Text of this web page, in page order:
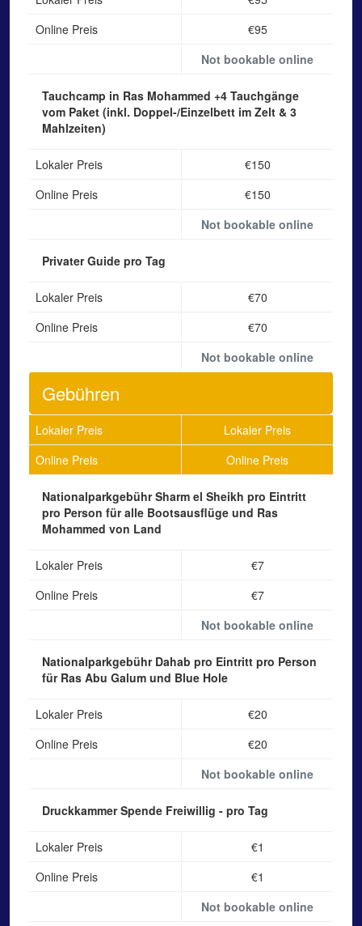
Online Preis
€95
Not bookable online
Tauchcamp in Ras Mohammed +4 Tauchgänge
vom Paket (inkl. Doppel-/Einzelbett im Zelt & 3
Mahlzeiten)
Lokaler Preis
€150
Online Preis
€150
Not bookable online
Privater Guide pro Tag
Lokaler Preis
€70
Online Preis
€70
Not bookable online
Gebühren
Lokaler Preis
Lokaler Preis
Online Preis
Online Preis
Nationalparkgebühr Sharm el Sheikh pro Eintritt
pro Person für alle Bootsausflüge und Ras
Mohammed von Land
Lokaler Preis
€7
Online Preis
€7
Not bookable online
Nationalparkgebühr Dahab pro Eintritt pro Person
für Ras Abu Galum und Blue Hole
Lokaler Preis
€20
Online Preis
€20
Not bookable online
Druckkammer Spende Freiwillig - pro Tag
Lokaler Preis
€1
Online Preis
€1
Not bookable online